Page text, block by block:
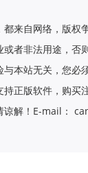
都来自网络，版权
或者非法用途，否
与本站无关，您必
持正版软件，购买
谅解！E-mail：